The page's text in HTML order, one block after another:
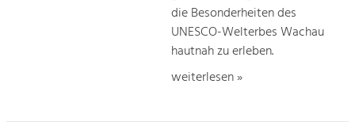
die Besonderheiten des
UNESCO-Welterbes Wachau
hautnah zu erleben.
weiterlesen »